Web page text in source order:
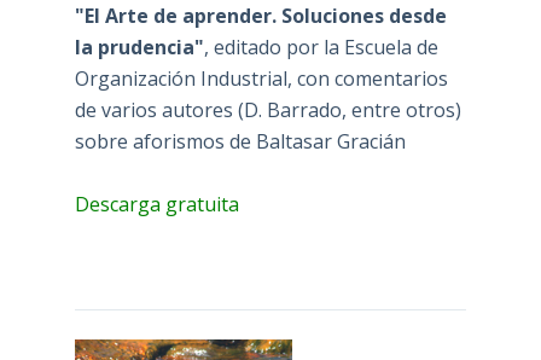
"El Arte de aprender. Soluciones desde
la prudencia", editado por la Escuela de
Organización Industrial, con comentarios
de varios autores (D. Barrado, entre otros)
sobre aforismos de Baltasar Gracián
Descarga gratuita